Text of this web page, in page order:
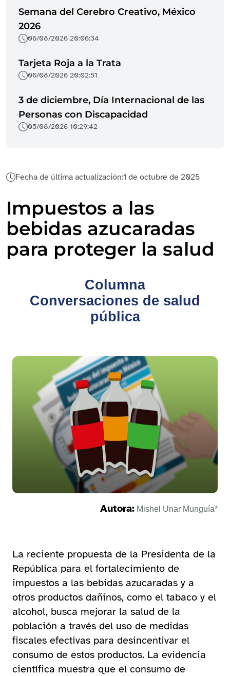
Semana del Cerebro Creativo, México
2026
06/08/2026 20:06:34
Tarjeta Roja a la Trata
06/08/2026 20:02:51
3 de diciembre, Día Internacional de las
Personas con Discapacidad
05/08/2026 10:29:42
Fecha de última actualización:1 de octubre de 2025
Impuestos a las
bebidas azucaradas
para proteger la salud
Columna
Conversaciones de salud
pública
Autora: Mishel Unar Munguía*
La reciente propuesta de la Presidenta de la
República para el fortalecimiento de
impuestos a las bebidas azucaradas y a
otros productos dañinos, como el tabaco y el
alcohol, busca mejorar la salud de la
población a través del uso de medidas
fiscales efectivas para desincentivar el
consumo de estos productos. La evidencia
científica muestra que el consumo de